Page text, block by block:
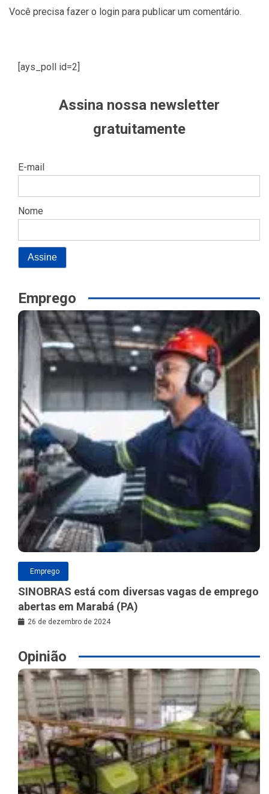
Você precisa fazer o login para publicar um comentário.
[ays_poll id=2]
Assina nossa newsletter
gratuitamente
E-mail
Nome
Emprego
Emprego
SINOBRAS está com diversas vagas de emprego
abertas em Marabá (PA)
26 de dezembro de 2024
Opinião